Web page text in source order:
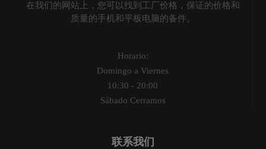
在我们的网站上，您可以找到工厂价格，保证的价格和
质量的手机和平板电脑的备件。
Horario:
Domingo a Viernes
10:30 - 20:00
Sábado Cerramos
联系我们